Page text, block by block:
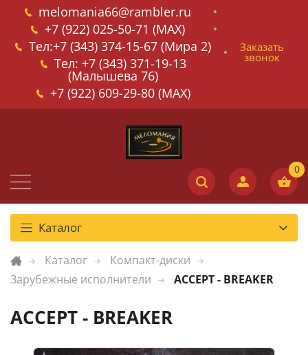
melomania66@rambler.ru
+7 (922) 025-50-71 (MAX)
Тел:+7 (343) 374-15-67 (Мира 2)
Тел: +7 (343) 371-19-13
(Малышева 76)
+7 (922) 609-29-80 (MAX)
Заказать
звонок
Каталог
Каталог
Компакт-диски
Зарубежные исполнители
ACCEPT - BREAKER
ACCEPT - BREAKER